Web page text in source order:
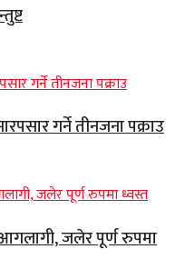
गर्ने तीनजना पक्राउ
आगलागी, जलेर पूर्ण रुपमा